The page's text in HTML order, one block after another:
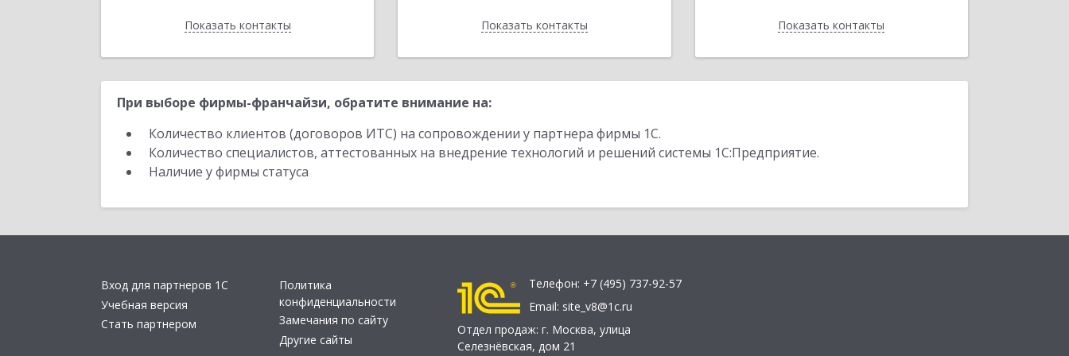
Показать контакты
Назад Показать контакты
Назад Показать контакты
Назад
При выборе фирмы-франчайзи, обратите внимание на:
Количество клиентов (договоров ИТС) на сопровождении у партнера фирмы 1С.
Количество специалистов, аттестованных на внедрение технологий и решений системы 1С:Предприятие.
Наличие у фирмы статуса
Вход для партнеров 1С
Учебная версия
Стать партнером
Политика
конфиденциальности
Замечания по сайту
Другие сайты
Телефон: +7 (495) 737-92-57
Email: site_v8@1c.ru
Отдел продаж: г. Москва, улица
Селезнёвская, дом 21